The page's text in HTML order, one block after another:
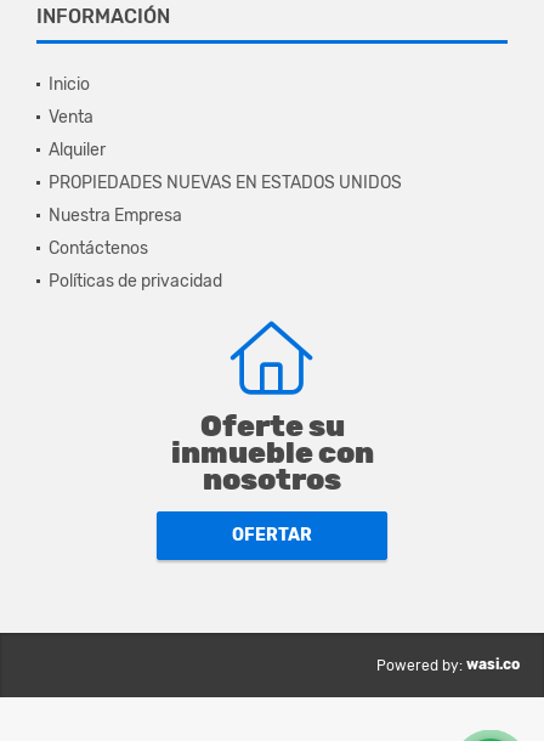
INFORMACIÓN
Inicio
Venta
Alquiler
PROPIEDADES NUEVAS EN ESTADOS UNIDOS
Nuestra Empresa
Contáctenos
Políticas de privacidad
Oferte su
inmueble con
nosotros
OFERTAR
Powered by: wasi.co